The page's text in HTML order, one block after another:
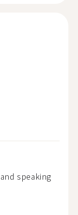
speaking